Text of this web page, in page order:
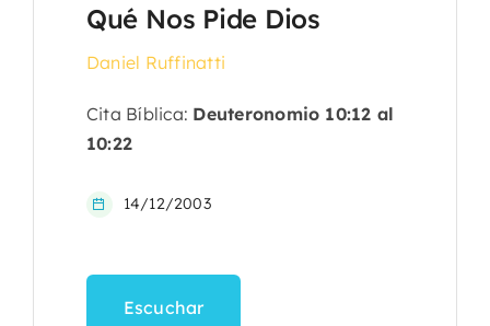
Qué Nos Pide Dios
Daniel Ruffinatti
Cita Bíblica: Deuteronomio 10:12 al
10:22
14/12/2003
Escuchar